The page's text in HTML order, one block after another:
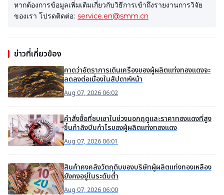
หากต้องการข้อมูลเพิ่มเติมเกี่ยวกับวิธีการเข้าถึงรายงานการวิจัย
ของเรา โปรดติดต่อ: service.en@smm.cn
ข่าวที่เกี่ยวข้อง
คาดว่าอัตราการเดินเครื่องของผู้ผลิตแท่งทองแดงจะ
ลดลงต่อเนื่องในสัปดาห์หน้า
Aug 07, 2026 06:02
คำสั่งซื้อที่ซบเซาในช่วงนอกฤดูและราคาทองแดงที่สูง
ขึ้นกำลังบีบกำไรของผู้ผลิตแท่งทองแดง
Aug 07, 2026 06:01
สินค้าคงคลังวัตถุดิบของบริษัทผู้ผลิตแท่งทองเหลือง
ยังคงอยู่ในระดับต่ำ
Aug 07, 2026 06:00